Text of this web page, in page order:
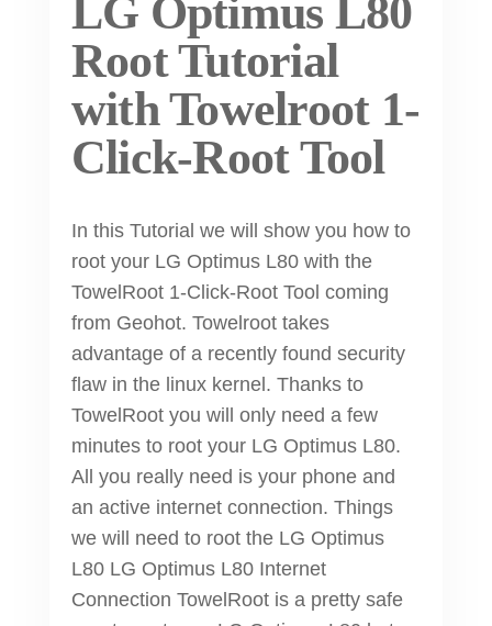
LG Optimus L80
Root Tutorial
with Towelroot 1-
Click-Root Tool
In this Tutorial we will show you how to
root your LG Optimus L80 with the
TowelRoot 1-Click-Root Tool coming
from Geohot. Towelroot takes
advantage of a recently found security
flaw in the linux kernel. Thanks to
TowelRoot you will only need a few
minutes to root your LG Optimus L80.
All you really need is your phone and
an active internet connection. Things
we will need to root the LG Optimus
L80 LG Optimus L80 Internet
Connection TowelRoot is a pretty safe